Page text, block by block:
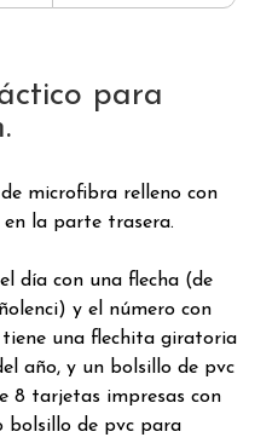
para
microfibra relleno con
la parte trasera.
día con una flecha (de
y el número con
una flechita giratoria
año, y un bolsillo de pvc
8 tarjetas impresas con
bolsillo de pvc para